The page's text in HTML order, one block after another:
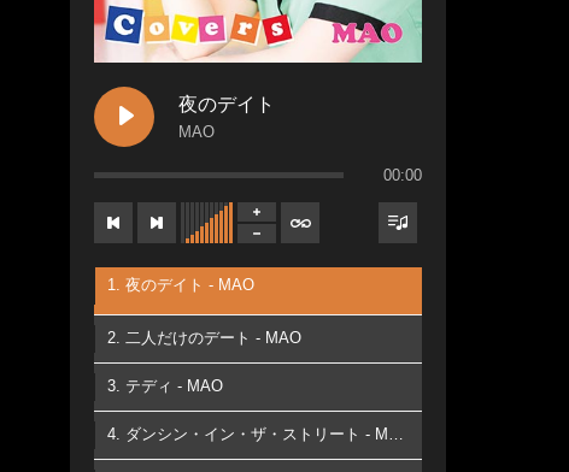
夜のデイト
MAO
00:00
1. 夜のデイト - MAO
2. 二人だけのデート - MAO
3. テディ - MAO
4. ダンシン・イン・ザ・ストリート - MAO